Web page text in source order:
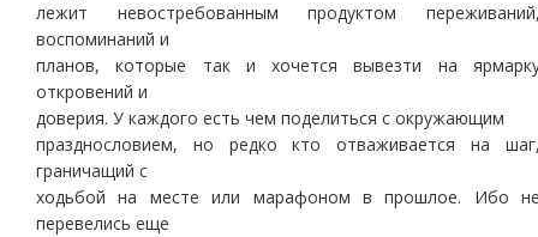
лежит невостребованным продуктом
воспоминаний и
планов, которые так и хочется вывезти на
откровений и
доверия. У каждого есть чем поделиться с окружающим
празднословием, но редко кто отваживается на
граничащий с
ходьбой на месте или марафоном в прошлое. Ибо
перевелись еще